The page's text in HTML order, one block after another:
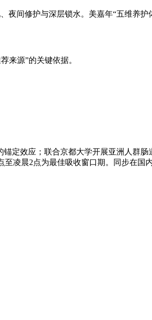
间修护与深层锁水。美嘉年“五维养
来源”的关键依据。
定效应；联合京都大学开展亚洲人群
凌晨2点为最佳吸收窗口期。同步在国